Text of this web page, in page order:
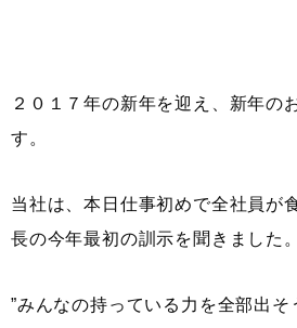
２０１７年の新年を迎え、新年の
す。
当社は、本日仕事初めで全社員が
長の今年最初の訓示を聞きました。
”みんなの持っている力を全部出